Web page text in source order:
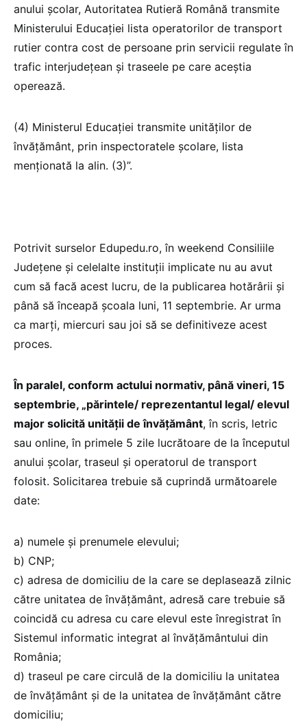
anului școlar, Autoritatea Rutieră Română transmite
Ministerului Educației lista operatorilor de transport
rutier contra cost de persoane prin servicii regulate în
trafic interjudețean și traseele pe care aceștia
operează.
(4) Ministerul Educației transmite unităților de
învățământ, prin inspectoratele școlare, lista
menționată la alin. (3)”.
Potrivit surselor Edupedu.ro, în weekend Consiliile
Județene și celelalte instituții implicate nu au avut
cum să facă acest lucru, de la publicarea hotărârii și
până să înceapă școala luni, 11 septembrie. Ar urma
ca marți, miercuri sau joi să se definitiveze acest
proces.
În paralel, conform actului normativ, până vineri, 15
septembrie, „părintele/ reprezentantul legal/ elevul
major solicită unității de învățământ, în scris, letric
sau online, în primele 5 zile lucrătoare de la începutul
anului școlar, traseul și operatorul de transport
folosit. Solicitarea trebuie să cuprindă următoarele
date:
a) numele și prenumele elevului;
b) CNP;
c) adresa de domiciliu de la care se deplasează zilnic
către unitatea de învățământ, adresă care trebuie să
coincidă cu adresa cu care elevul este înregistrat în
Sistemul informatic integrat al învățământului din
România;
d) traseul pe care circulă de la domiciliu la unitatea
de învățământ și de la unitatea de învățământ către
domiciliu;